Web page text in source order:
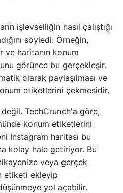
işlevselliğin nasıl çalıştığı
söyledi. Örneğin,
ve haritanın konum
görünce bu gerçekleşir.
olarak paylaşılması ve
etiketlerini çekmesidir.
TechCrunch'a göre,
konum etiketlerini
Instagram haritası bu
kolay hale getiriyor. Bu
veya gerçek
etiketi ekleyip
yol açabilir.